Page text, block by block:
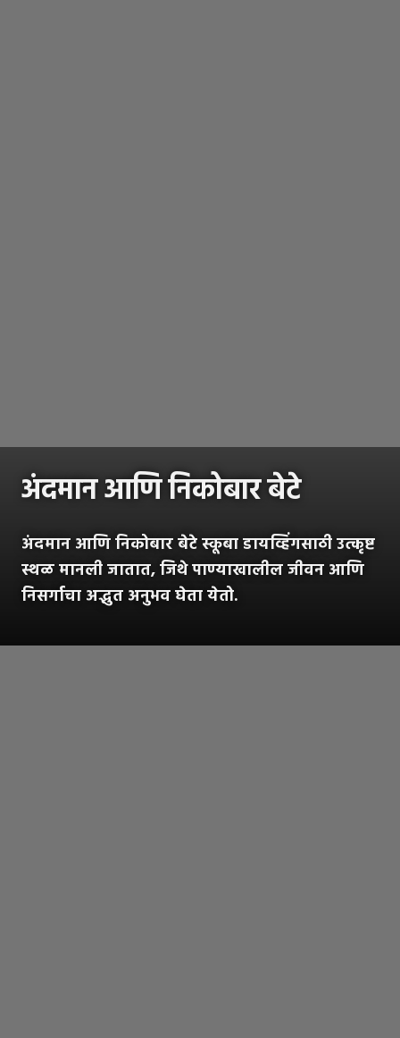
अंदमान आणि निकोबार बेटे
अंदमान आणि निकोबार बेटे स्कूबा डायव्हिंगसाठी उत्कृष्ट
स्थळ मानली जातात, जिथे पाण्याखालील जीवन आणि
निसर्गाचा अद्भुत अनुभव घेता येतो.